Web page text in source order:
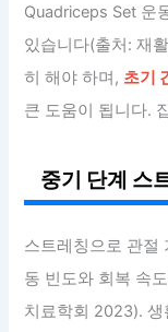
Quadriceps Set 운
있습니다(출처: 재
히 해야 하며, 초기
큰 도움이 됩니다.
중기 단계 스
스트레칭으로 관절
동 빈도와 회복 속
치료학회 2023).